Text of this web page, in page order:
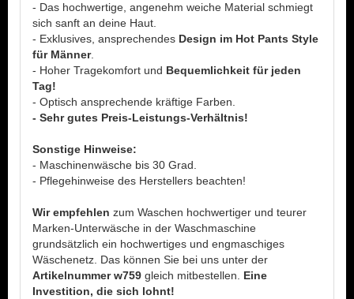
- Das hochwertige, angenehm weiche Material schmiegt
sich sanft an deine Haut.
- Exklusives, ansprechendes Design im Hot Pants Style
für Männer.
- Hoher Tragekomfort und Bequemlichkeit für jeden
Tag!
- Optisch ansprechende kräftige Farben.
- Sehr gutes Preis-Leistungs-Verhältnis!
Sonstige Hinweise:
- Maschinenwäsche bis 30 Grad.
- Pflegehinweise des Herstellers beachten!
Wir empfehlen zum Waschen hochwertiger und teurer
Marken-Unterwäsche in der Waschmaschine
grundsätzlich ein hochwertiges und engmaschiges
Wäschenetz. Das können Sie bei uns unter der
Artikelnummer w759 gleich mitbestellen. Eine
Investition, die sich lohnt!